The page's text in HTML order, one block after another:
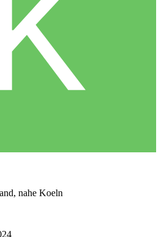
nahe Koeln